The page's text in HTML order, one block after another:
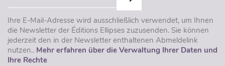
Ihre E-Mail-Adresse wird ausschließlich verwendet, um Ihnen
die Newsletter der Éditions Ellipses zuzusenden. Sie können
jederzeit den in der Newsletter enthaltenen Abmeldelink
nutzen.. Mehr erfahren über die Verwaltung Ihrer Daten und
Ihre Rechte